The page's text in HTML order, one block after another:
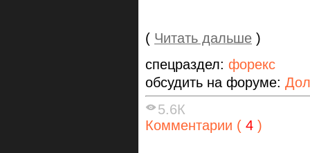
( Читать дальше )
спецраздел: форекс
обсудить на форуме:
5.6К
Комментарии ( 4 )